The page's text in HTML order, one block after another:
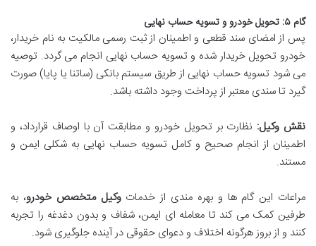
گام ۵: تحویل خودرو و تسویه حساب نهایی
پس از امضای سند قطعی و اطمینان از ثبت رسمی مالکیت به نام خریدار،
خودرو تحویل خریدار شده و تسویه حساب نهایی انجام می گردد. توصیه
می شود تسویه حساب نهایی از طریق سیستم بانکی (ساتنا یا پایا) صورت
گیرد تا سندی معتبر از پرداخت وجود داشته باشد.
نقش وکیل: نظارت بر تحویل خودرو و مطابقت آن با اوصاف قرارداد، و
اطمینان از انجام صحیح و کامل تسویه حساب نهایی به شکلی ایمن و
مستند.
مراعات این گام ها و بهره مندی از خدماتوکیل متخصص خودرو، به
طرفین کمک می کند تا معامله ای ایمن، شفاف و بدون دغدغه را تجربه
کنند و از بروز هرگونه اختلاف و دعوای حقوقی در آینده جلوگیری شود.